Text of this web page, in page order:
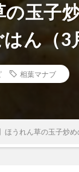
の玉子
ん（3
相葉マナブ
ほうれん草の玉子炒